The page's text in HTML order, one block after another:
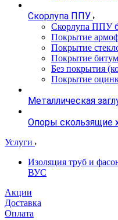
Скорлупа ППУ
Скорлупа ППУ
Покрытие
Покрытие
Покрытие
Без покрытия
Покрытие
Металлическая
Опоры
Услуги
Изоляция труб и
ВУС
Акции
Доставка
Оплата